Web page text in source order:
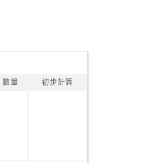
數量 初步計算